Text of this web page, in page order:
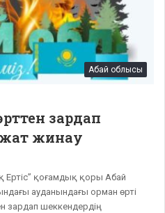
Абай облысы
зардап
жинау
Ертіс” қоғамдық қоры Абай
ауданындағы орман өрті
зардап шеккендердің